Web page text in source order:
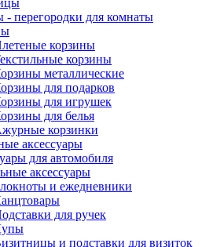
перегородки для комнаты
корзины
корзины
металлические
для подарков
для игрушек
для белья
корзинки
аксессуары
для автомобиля
аксессуары
и ежедневники
для ручек
и подставки для визиток